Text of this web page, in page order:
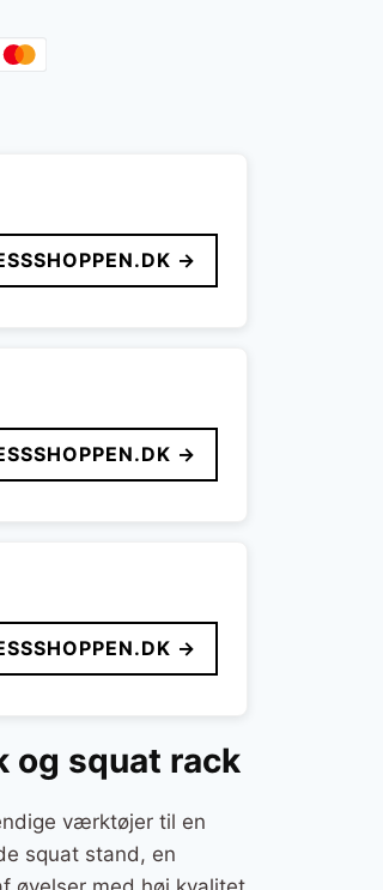
→
→
→
squat rack
værktøjer til en
squat stand, en